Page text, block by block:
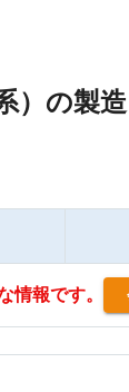
）の製
情報です。